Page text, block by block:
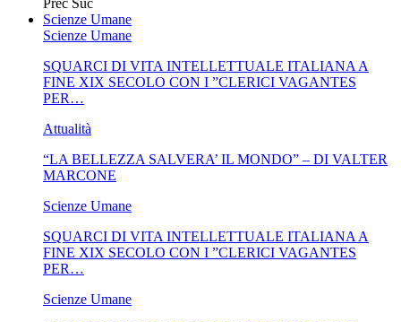
Prec Suc
Scienze Umane
Scienze Umane
SQUARCI DI VITA INTELLETTUALE ITALIANA A
FINE XIX SECOLO CON I ”CLERICI VAGANTES
PER…
Attualità
“LA BELLEZZA SALVERA’ IL MONDO” – DI VALTER
MARCONE
Scienze Umane
SQUARCI DI VITA INTELLETTUALE ITALIANA A
FINE XIX SECOLO CON I ”CLERICI VAGANTES
PER…
Scienze Umane